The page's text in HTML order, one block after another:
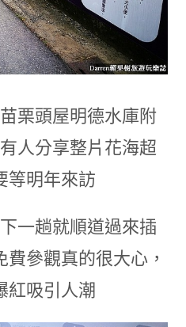
栗頭屋明德水庫附
人分享整片花海超
等明年來訪
一趟就順道過來插
費參觀真的很大心 ，
紅吸引人潮